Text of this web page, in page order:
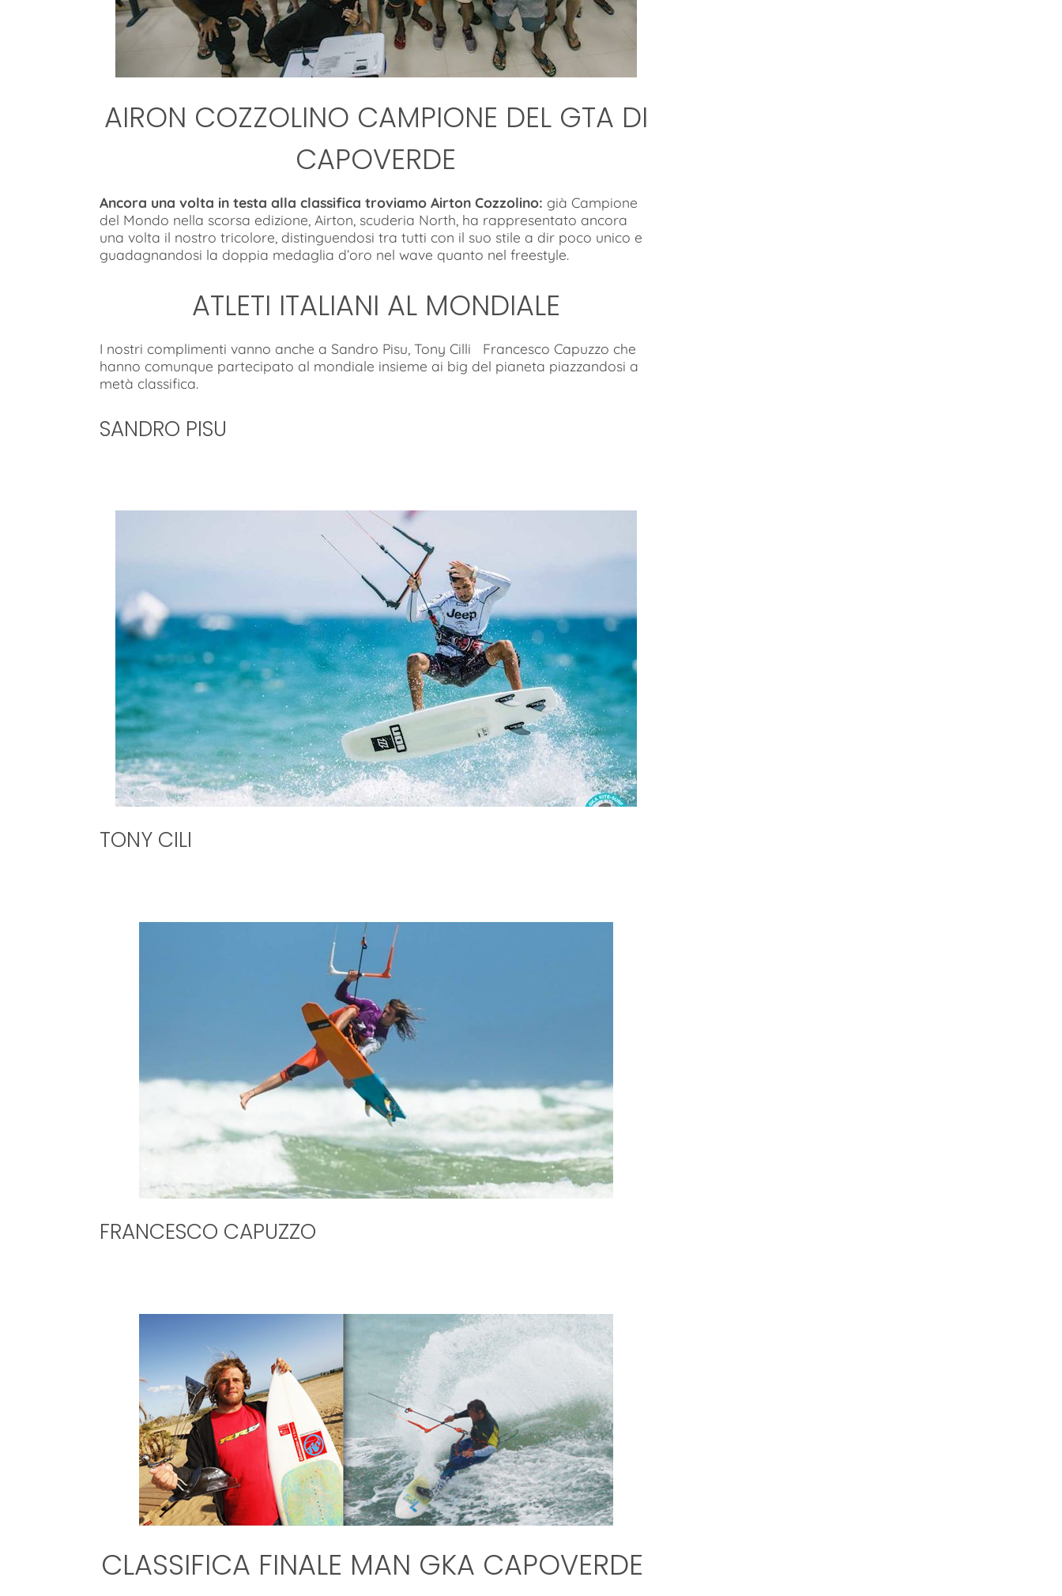
AIRON COZZOLINO CAMPIONE DEL GTA DI
CAPOVERDE
Ancora una volta in testa alla classifica troviamo Airton Cozzolino: già Campione
del Mondo nella scorsa edizione, Airton, scuderia North, ha rappresentato ancora
una volta il nostro tricolore, distinguendosi tra tutti con il suo stile a dir poco unico e
guadagnandosi la doppia medaglia d’oro nel wave quanto nel freestyle.
ATLETI ITALIANI AL MONDIALE
I nostri complimenti vanno anche a Sandro Pisu, Tony Cilli Francesco Capuzzo che
hanno comunque partecipato al mondiale insieme ai big del pianeta piazzandosi a
metà classifica.
SANDRO PISU
TONY CILI
FRANCESCO CAPUZZO
CLASSIFICA FINALE MAN GKA CAPOVERDE